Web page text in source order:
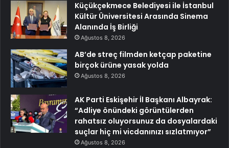
Küçükçekmece Belediyesi ile İstanbul
Kültür Üniversitesi Arasında Sinema
Alanında İş Birliği
Ağustos 8, 2026
AB’de streç filmden ketçap paketine
birçok ürüne yasak yolda
Ağustos 8, 2026
AK Parti Eskişehir İl Başkanı Albayrak:
“Adliye önündeki görüntülerden
rahatsız oluyorsunuz da dosyalardaki
suçlar hiç mi vicdanınızı sızlatmıyor”
Ağustos 8, 2026